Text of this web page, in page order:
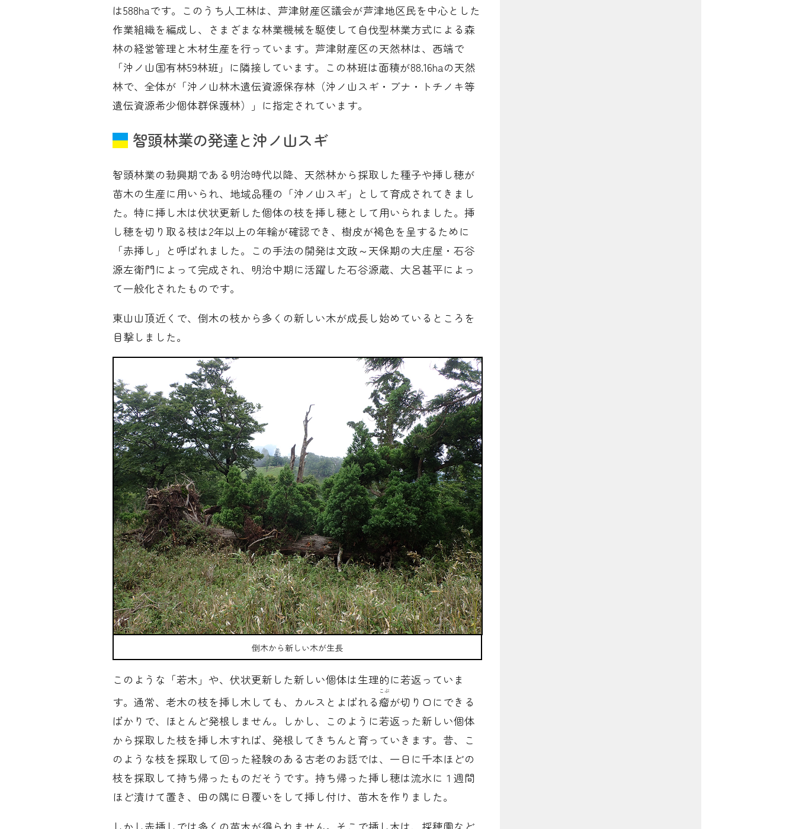
は588haです。このうち人工林は、芦津財産区議会が芦津地区民を中心とした
作業組織を編成し、さまざまな林業機械を駆使して自伐型林業方式による森
林の経営管理と木材生産を行っています。芦津財産区の天然林は、西端で
「沖ノ山国有林59林班」に隣接しています。この林班は面積が88.16haの天然
林で、全体が「沖ノ山林木遺伝資源保存林（沖ノ山スギ・ブナ・トチノキ等
遺伝資源希少個体群保護林）」に指定されています。
智頭林業の発達と沖ノ山スギ
智頭林業の勃興期である明治時代以降、天然林から採取した種子や挿し穂が
苗木の生産に用いられ、地域品種の「沖ノ山スギ」として育成されてきまし
た。特に挿し木は伏状更新した個体の枝を挿し穂として用いられました。挿
し穂を切り取る枝は2年以上の年輪が確認でき、樹皮が褐色を呈するために
「赤挿し」と呼ばれました。この手法の開発は文政～天保期の大庄屋・石谷
源左衛門によって完成され、明治中期に活躍した石谷源蔵、大呂甚平によっ
て一般化されたものです。
東山山頂近くで、倒木の枝から多くの新しい木が成長し始めているところを
目撃しました。
倒木から新しい木が生長
このような「若木」や、伏状更新した新しい個体は生理的に若返っていま
す。通常、老木の枝を挿し木しても、カルスとよばれる瘤
こぶ
が切り口にできる
ばかりで、ほとんど発根しません。しかし、このように若返った新しい個体
から採取した枝を挿し木すれば、発根してきちんと育っていきます。昔、こ
のような枝を採取して回った経験のある古老のお話では、一日に千本ほどの
枝を採取して持ち帰ったものだそうです。持ち帰った挿し穂は流水に１週間
ほど漬けて置き、田の隅に日覆いをして挿し付け、苗木を作りました。